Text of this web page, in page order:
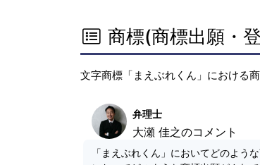
商標(商標出願・
文字商標「まえぶれくん」における
弁理士
大瀬 佳之のコメント
「まえぶれくん」においてどのよう